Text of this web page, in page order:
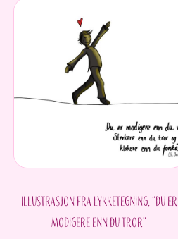
Illustrasjon fra Lykketegning. “Du er
modigere enn du tror”